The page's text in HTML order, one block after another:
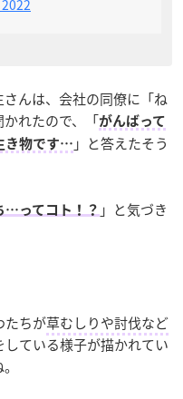
んは、会社の同僚に「ね
れたので、「がんばって
き物です… 」と答えたそう
…ってコト！？ 」と気づき
たちが草むしりや討伐など
ている様子が描かれてい